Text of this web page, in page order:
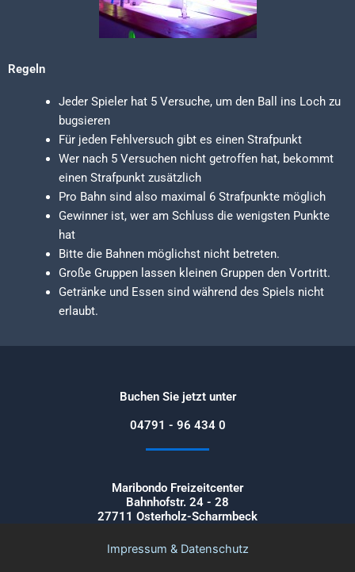
Regeln
Jeder Spieler hat 5 Versuche, um den Ball ins Loch zu
bugsieren
Für jeden Fehlversuch gibt es einen Strafpunkt
Wer nach 5 Versuchen nicht getroffen hat, bekommt
einen Strafpunkt zusätzlich
Pro Bahn sind also maximal 6 Strafpunkte möglich
Gewinner ist, wer am Schluss die wenigsten Punkte
hat
Bitte die Bahnen möglichst nicht betreten.
Große Gruppen lassen kleinen Gruppen den Vortritt.
Getränke und Essen sind während des Spiels nicht
erlaubt.
Buchen Sie jetzt unter
04791 - 96 434 0
Maribondo Freizeitcenter
Bahnhofstr. 24 - 28
27711 Osterholz-Scharmbeck
Impressum & Datenschutz